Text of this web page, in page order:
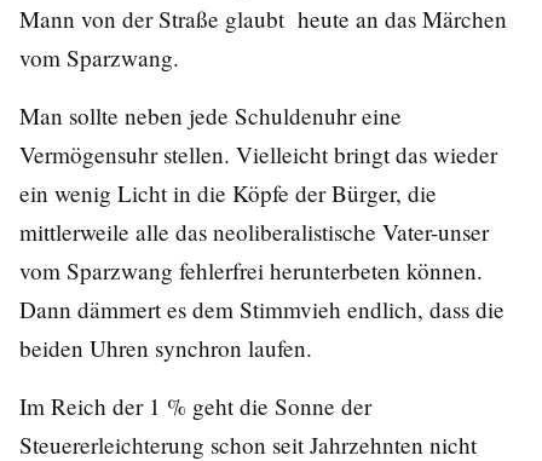
Mann von der Straße glaubt heute an das Märchen
vom Sparzwang.
Man sollte neben jede Schuldenuhr eine
Vermögensuhr stellen. Vielleicht bringt das wieder
ein wenig Licht in die Köpfe der Bürger, die
mittlerweile alle das neoliberalistische Vater-unser
vom Sparzwang fehlerfrei herunterbeten können.
Dann dämmert es dem Stimmvieh endlich, dass die
beiden Uhren synchron laufen.
Im Reich der 1 % geht die Sonne der
Steuererleichterung schon seit Jahrzehnten nicht